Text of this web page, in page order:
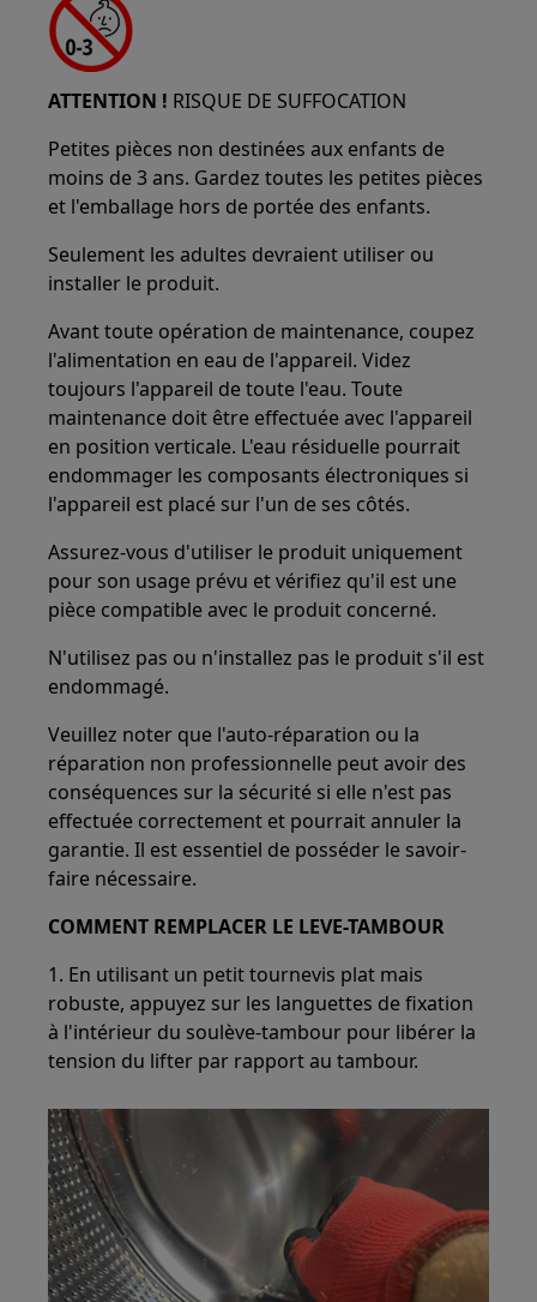
ATTENTION ! RISQUE DE SUFFOCATION
Petites pièces non destinées aux enfants de
moins de 3 ans. Gardez toutes les petites pièces
et l'emballage hors de portée des enfants.
Seulement les adultes devraient utiliser ou
installer le produit.
Avant toute opération de maintenance, coupez
l'alimentation en eau de l'appareil. Videz
toujours l'appareil de toute l'eau. Toute
maintenance doit être effectuée avec l'appareil
en position verticale. L'eau résiduelle pourrait
endommager les composants électroniques si
l'appareil est placé sur l'un de ses côtés.
Assurez-vous d'utiliser le produit uniquement
pour son usage prévu et vérifiez qu'il est une
pièce compatible avec le produit concerné.
N'utilisez pas ou n'installez pas le produit s'il est
endommagé.
Veuillez noter que l'auto-réparation ou la
réparation non professionnelle peut avoir des
conséquences sur la sécurité si elle n'est pas
effectuée correctement et pourrait annuler la
garantie. Il est essentiel de posséder le savoir-
faire nécessaire.
COMMENT REMPLACER LE LEVE-TAMBOUR
1. En utilisant un petit tournevis plat mais
robuste, appuyez sur les languettes de fixation
à l'intérieur du soulève-tambour pour libérer la
tension du lifter par rapport au tambour.